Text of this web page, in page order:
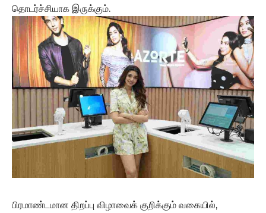
தொடர்ச்சியாக இருக்கும்.
பிரமாண்டமான திறப்பு விழாவைக் குறிக்கும் வகையில்,